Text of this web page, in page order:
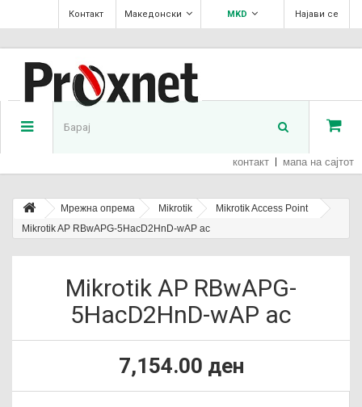
Најави се
MKD
Македонски
Контакт
контакт мапа на сајтот
Мрежна опрема Mikrotik
Mikrotik Access Point
Mikrotik AP RBwAPG-5HacD2HnD-wAP ac
Mikrotik AP RBwAPG-
5HacD2HnD-wAP ac
7,154.00 ден